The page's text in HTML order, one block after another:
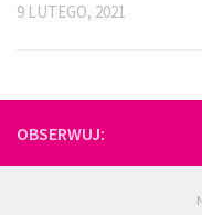
9 LUTEGO, 2021
OBSERWUJ: